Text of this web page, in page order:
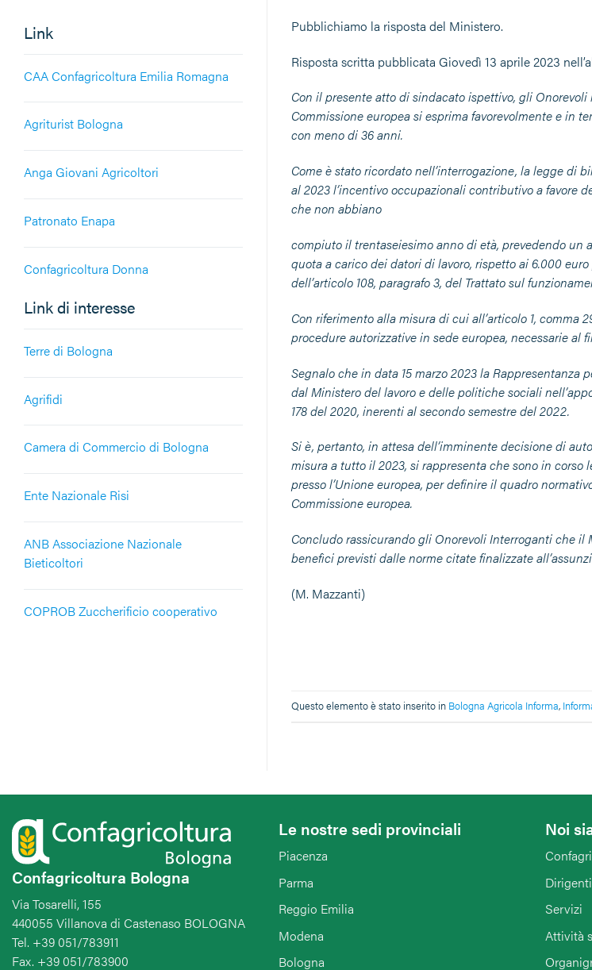
Link
CAA Confagricoltura Emilia Romagna
Agriturist Bologna
Anga Giovani Agricoltori
Patronato Enapa
Confagricoltura Donna
Link di interesse
Terre di Bologna
Agrifidi
Camera di Commercio di Bologna
Ente Nazionale Risi
ANB Associazione Nazionale
Bieticoltori
COPROB Zuccherificio cooperativo
Pubblichiamo la risposta del Ministero.
Risposta scritta pubblicata Giovedì 13 aprile 2023
Con il presente atto di sindacato ispettivo, gli
Commissione europea si esprima favorevolmente e in
con meno di 36 anni.
Come è stato ricordato nell’interrogazione, la legge di
al 2023 l’incentivo occupazionali contributivo a favore
che non abbiano
compiuto il trentaseiesimo anno di età, prevedendo un
quota a carico dei datori di lavoro, rispetto ai 6.000
dell’articolo 108, paragrafo 3, del Trattato sul
Con riferimento alla misura di cui all’articolo 1, comma
procedure autorizzative in sede europea, necessarie al
Segnalo che in data 15 marzo 2023 la Rappresentanza
dal Ministero del lavoro e delle politiche sociali
178 del 2020, inerenti al secondo semestre del 2022.
Si è, pertanto, in attesa dell’imminente decisione di
misura a tutto il 2023, si rappresenta che sono in
presso l’Unione europea, per definire il quadro
Commissione europea.
Concludo rassicurando gli Onorevoli Interroganti che
benefìci previsti dalle norme citate finalizzate
(M. Mazzanti)
Questo elemento è stato inserito in Bologna Agricola Informa,
Confagricoltura Bologna
Via Tosarelli, 155
440055 Villanova di Castenaso BOLOGNA
Tel. +39 051/783911
Fax. +39 051/783900
Le nostre sedi provinciali
Piacenza
Parma
Reggio Emilia
Modena
Bologna
Noi
Dirigenti
Servizi
Attività